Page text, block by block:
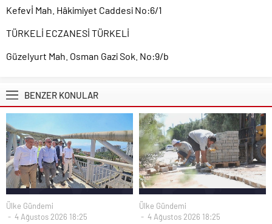
Kefevİ Mah. Hâkimiyet Caddesi No:6/1
TÜRKELİ ECZANESİ TÜRKELİ
Güzelyurt Mah. Osman Gazi Sok. No:9/b
BENZER KONULAR
Ülke Gündemi
4 Ağustos 2026 18:25
Ülke Gündemi
4 Ağustos 2026 18:25